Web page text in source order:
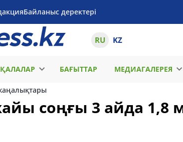
Байланыс деректері
RU KZ
БАҒЫТТАР МЕДИАГАЛЕРЕЯ
соңғы 3 айда 1,8